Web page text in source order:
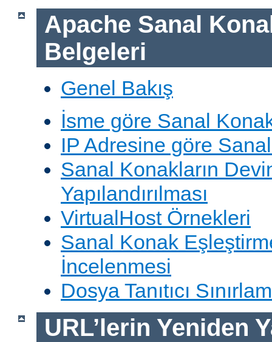
Apache Sanal
Belgeleri
Genel Bakış
İsme göre Sanal
IP Adresine göre
Sanal Konakların
Yapılandırılması
VirtualHost Örnekleri
Sanal Konak
İncelenmesi
Dosya Tanıtıcı
URL’lerin Yeniden